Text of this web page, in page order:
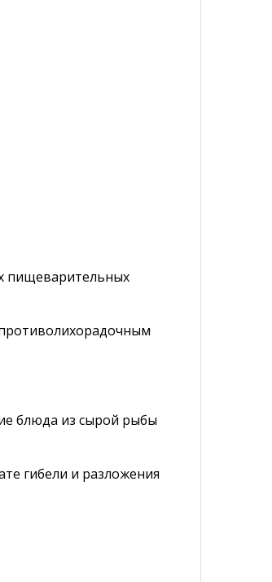
пищеварительных
блюда из сырой рыбы
гибели и разложения